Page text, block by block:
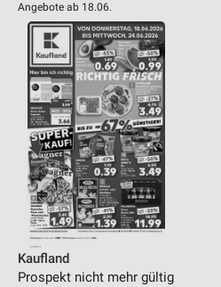
Angebote ab 18.06.
Kaufland
Prospekt nicht mehr gültig